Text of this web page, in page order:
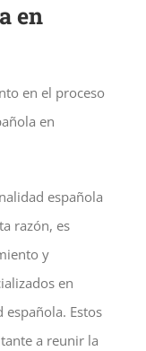
en
en el proceso
en
española
razón, es
y
en
Estos
a reunir la